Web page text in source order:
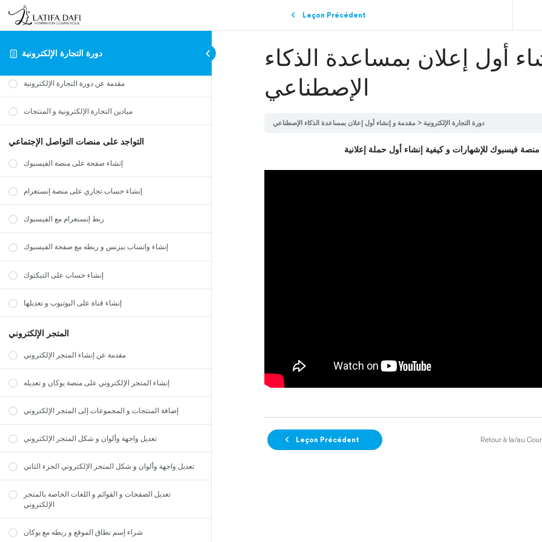
دورة التجارة الإلكترونية
مقدمة الدورة
مقدمة عن دورة التجارة الإلكترونية
ميادين التجارة الإلكترونية و المنتجات
التواجد على منصات التواصل الإجتماعي
إنشاء صفحة على منصة الفيسبوك
إنشاء حساب تجاري على منصة إنستغرام
ربط إنستغرام مع الفيسبوك
إنشاء واتساب بيزنس و ربطه مع صفحة الفيسبوك
إنشاء حساب على التيكتوك
إنشاء قناة على اليوتيوب و تعديلها
المتجر الإلكتروني
مقدمة عن إنشاء المتجر الإلكتروني
إنشاء المتجر الإلكتروني على منصة يوكان و تعديله
إضافة المنتجات و المجموعات إلى المتجر الإلكتروني
تعديل واجهة وألوان و شكل المتجر الإلكتروني
تعديل واجهة وألوان و شكل المتجر الإلكتروني الجزء الثاني
تعديل الصفحات و القوائم و اللغات الخاصة بالمتجر
الإلكتروني
شراء إسم نطاق الموقع و ربطه مع يوكان
Leçon Précédent
أول إعلان بمساعدة الذكاء
الإصطناعي
دورة التجارة الإلكترونية مقدمة و إنشاء أول إعلان بمساعدة الذكاء الإصطناعي
فيسبوك للإشهارات و كيفية إنشاء أول حملة إعلانية
Leçon Précédent Retour à la/au